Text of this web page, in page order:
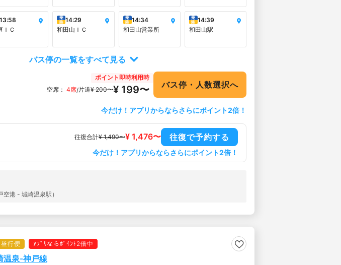
13:58
ＩＣ
乗
降 14:29
和田山ＩＣ
乗
降 14:34
和田山営業所
乗
降 14:39
和田山駅
バス停の一覧をすべて見る
ポイント即時利用時
空席： 4席/片道¥ 200〜¥ 199〜 バス停・人数選択へ
今だけ！アプリからならさらにポイント2倍！
往復合計¥ 1,490〜¥ 1,476〜 往復で予約する
今だけ！アプリからならさらにポイント2倍！
港 - 城崎温泉駅）
昼行便 ｱﾌﾟﾘならﾎﾟｲﾝﾄ2倍中
温泉-神戸線